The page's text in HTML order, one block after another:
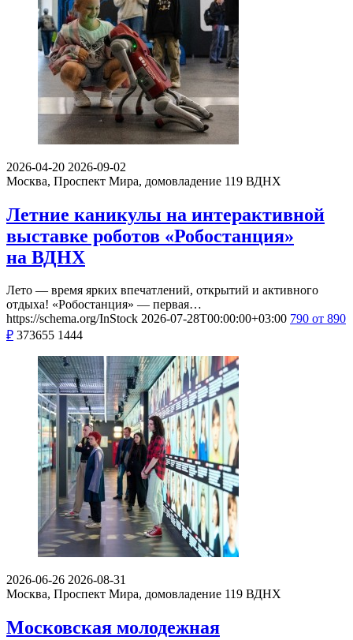
2026-04-20 2026-09-02
Москва, Проспект Мира, домовладение 119 ВДНХ
Летние каникулы на интерактивной
выставке роботов «Робостанция»
на ВДНХ
Лето — время ярких впечатлений, открытий и активного
отдыха! «Робостанция» — первая…
https://schema.org/InStock 2026-07-28T00:00:00+03:00 790 от 890
₽ 373655 1444
2026-06-26 2026-08-31
Москва, Проспект Мира, домовладение 119 ВДНХ
Московская молодежная